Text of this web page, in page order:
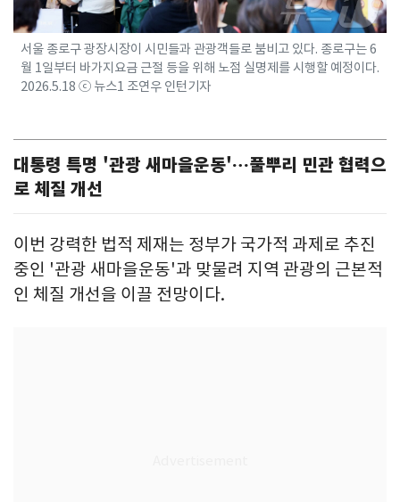
서울 종로구 광장시장이 시민들과 관광객들로 붐비고 있다. 종로구는 6
월 1일부터 바가지요금 근절 등을 위해 노점 실명제를 시행할 예정이다.
2026.5.18 ⓒ 뉴스1 조연우 인턴기자
대통령 특명 '관광 새마을운동'…풀뿌리 민관 협력으
로 체질 개선
이번 강력한 법적 제재는 정부가 국가적 과제로 추진
중인 '관광 새마을운동'과 맞물려 지역 관광의 근본적
인 체질 개선을 이끌 전망이다.